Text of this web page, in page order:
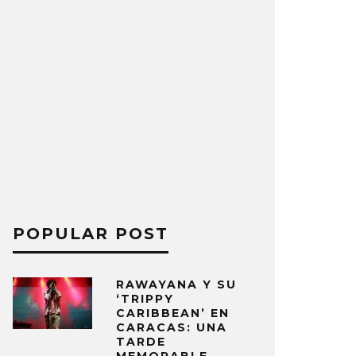
POPULAR POST
RAWAYANA Y SU
‘TRIPPY
CARIBBEAN’ EN
CARACAS: UNA
TARDE